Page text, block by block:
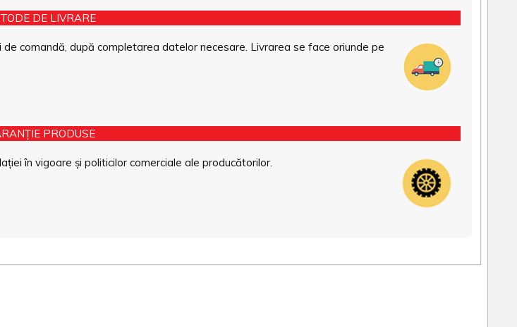
DE LIVRARE
comandă, după completarea datelor necesare. Livrarea se face oriunde pe
PRODUSE
în vigoare și politicilor comerciale ale producătorilor.